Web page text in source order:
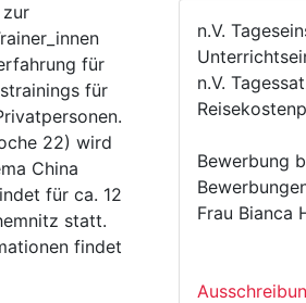
für
für
22) wird
China
für ca. 12
statt.
findet
n.V.
n.V.
Bewerbung
Frau Bianca